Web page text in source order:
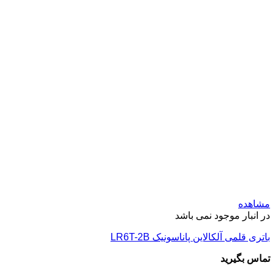
مشاهده
در انبار موجود نمی باشد
باتری قلمی آلکالاین پاناسونیک LR6T-2B
تماس بگیرید